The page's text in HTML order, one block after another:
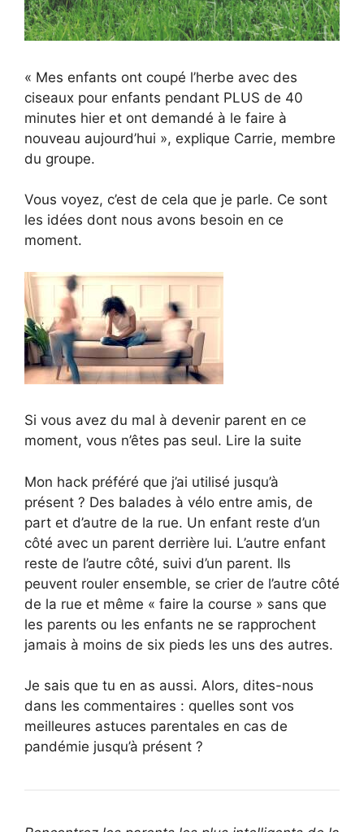
« Mes enfants ont coupé l’herbe avec des
ciseaux pour enfants pendant PLUS de 40
minutes hier et ont demandé à le faire à
nouveau aujourd’hui », explique Carrie, membre
du groupe.
Vous voyez, c’est de cela que je parle. Ce sont
les idées dont nous avons besoin en ce
moment.
Si vous avez du mal à devenir parent en ce
moment, vous n’êtes pas seul. Lire la suite
Mon hack préféré que j’ai utilisé jusqu’à
présent ? Des balades à vélo entre amis, de
part et d’autre de la rue. Un enfant reste d’un
côté avec un parent derrière lui. L’autre enfant
reste de l’autre côté, suivi d’un parent. Ils
peuvent rouler ensemble, se crier de l’autre côté
de la rue et même « faire la course » sans que
les parents ou les enfants ne se rapprochent
jamais à moins de six pieds les uns des autres.
Je sais que tu en as aussi. Alors, dites-nous
dans les commentaires : quelles sont vos
meilleures astuces parentales en cas de
pandémie jusqu’à présent ?